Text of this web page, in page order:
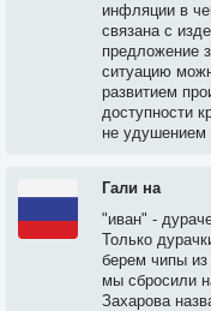
инфляции в
связана с
предложение
ситуацию
развитием
доступности
не удушением
Гали на
"иван" -
Только
берем чипы
мы сбросили
Захарова